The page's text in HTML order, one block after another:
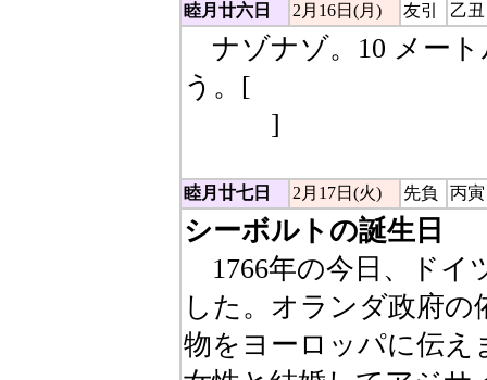
睦月廿六日 2月16日(月) 友引 乙丑
ナゾナゾ。10 メー
う。[
]
睦月廿七日 2月17日(火) 先負 丙寅
シーボルトの誕生日
1766年の今日、ドイ
した。オランダ政府
物をヨーロッパに伝え